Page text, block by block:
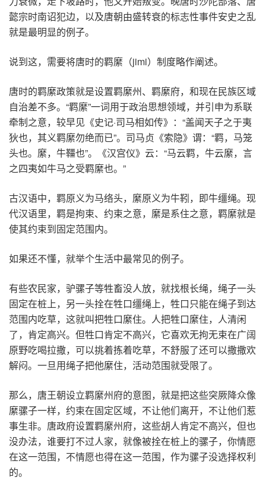
懿宗时南诏犯边，以及唐朝由盛转衰的标志性事件安史之乱
就是最明显的例子。
说到这，需要将唐时的羁縻（jimi）制度略作阐述。
唐时的羁縻政策就是设置羁縻州、羁縻府，和现在民族区域
自治差不多。“羁縻”一词用于政治思想领域，并引申为系联
牵制之意，较早见《史记·司马相如传》：“盖闻天子之于夷
狄也，其义羁縻勿绝而已”。司马贞《索隐》谓：“羁，马笼
头也。縻，牛韁也”。《汉宫仪》云：“马云羁，牛云縻，言
之四夷如牛马之受羁縻也。”
古汉语中，羁原义为马络头，縻原义为牛靷，即牛缰绳。现
代汉语里，羁是拘束、约束之意，縻是系住之意，羁縻就是
使其约束到固定范围内。
如果还不懂，就举个生活中最常见的例子。
有些农民家，驴骡子等牲畜没人放，就找根长绳，绳子一头
固定在桩上，另一头拴在牲口缰绳上，牲口只能在绳子到达
范围内吃草，这就叫把牲口縻住。人把牲口縻住，人清闲
了，肯定高兴。但牲口肯定不高兴，它喜欢无拘无束在广阔
原野吃喝拉撒，可以挑着拣着吃草，不舒服了还可以撒撒欢
解闷。一旦用绳子把他縻住，活动范围就受限了。
那么，唐王朝设立羁縻州府的意图，就是把这些突厥降众像
縻骡子一样，约束在固定区域，不让他们离开，不让他们惹
事生非。唐政府设置羁縻州府，这些胡人肯定不高兴，但也
没办法，谁要打不过人家，就像被拴在桩上的骡子，你情愿
在这一范围，不情愿也得在这一范围，作为骡子没选择权利
的。